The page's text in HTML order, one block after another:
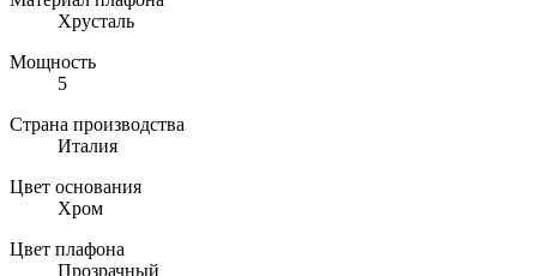
Хрусталь
Мощность
5
Страна производства
Италия
Цвет основания
Хром
Цвет плафона
Прозрачный